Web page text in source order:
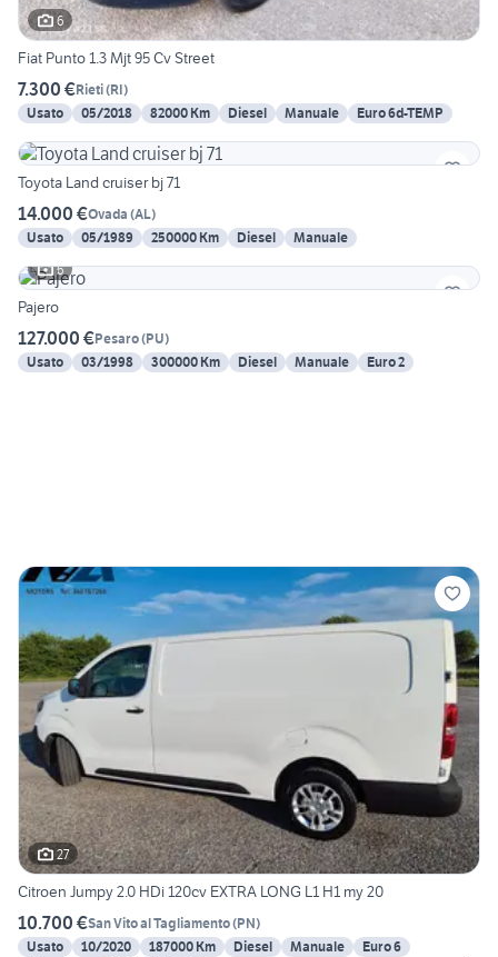
6
Fiat Punto 1.3 Mjt 95 Cv Street
7.300 €Rieti(RI)
Usato
05/2018 82000 Km Diesel Manuale Euro 6d-TEMP
Toyota Land cruiser bj 71
14.000 €Ovada (AL)
Usato
05/1989 250000 Km Diesel
Manuale
6
Pajero
127.000 €Pesaro(PU)
Usato
03/1998 300000 Km Diesel Manuale Euro 2
27
Citroen Jumpy 2.0 HDi 120cv EXTRA LONG L1 H1 my 20
10.700 €San Vito al Tagliamento(PN)
Usato
10/2020 187000 Km Diesel Manuale
Euro 6